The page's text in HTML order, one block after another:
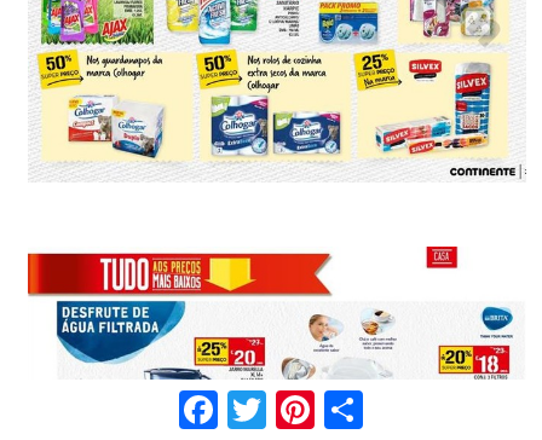
Facebook Twitter Pinterest